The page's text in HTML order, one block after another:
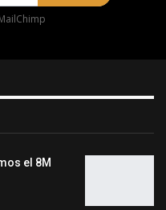
el 8M